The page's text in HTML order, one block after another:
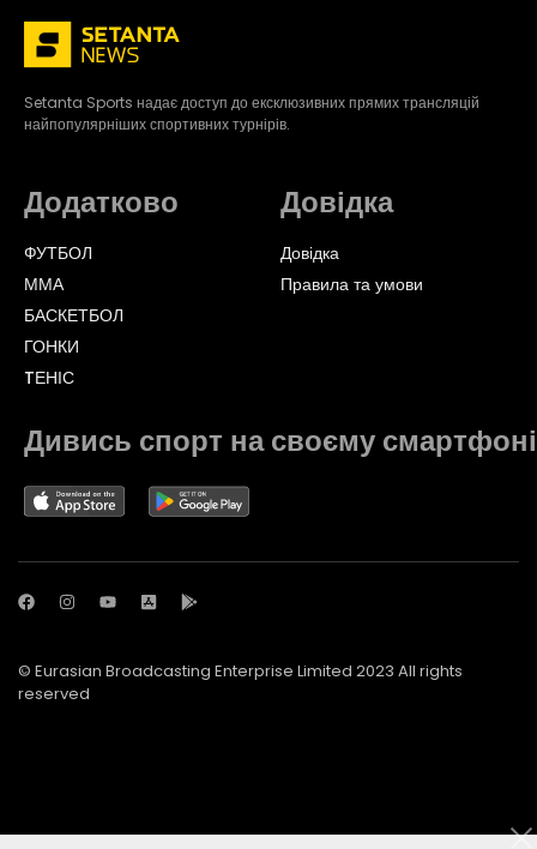
Setanta Sports надає доступ до ексклюзивних прямих трансляцій
найпопулярніших спортивних турнірів.
Додатково
ФУТБОЛ
ММА
БАСКЕТБОЛ
ГОНКИ
TЕНІС
Довідка
Довідка
Правила та умови
Дивись спорт на своєму смартфоні
© Eurasian Broadcasting Enterprise Limited 2023 All rights
reserved